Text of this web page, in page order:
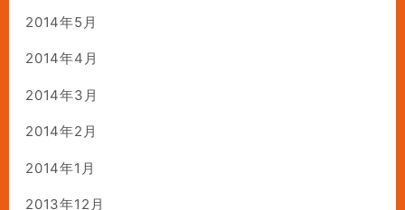
2014年5月
2014年4月
2014年3月
2014年2月
2014年1月
2013年12月